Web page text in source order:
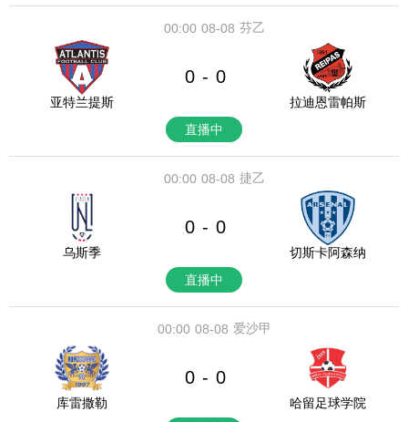
08-08
00:00 芬乙
亚特兰提斯
0 - 0
拉迪恩雷帕斯
直播中
08-08
00:00 捷乙
乌斯季
0 - 0
切斯卡阿森纳
直播中
08-08
00:00 爱沙甲
库雷撒勒
0 - 0
哈留足球学院